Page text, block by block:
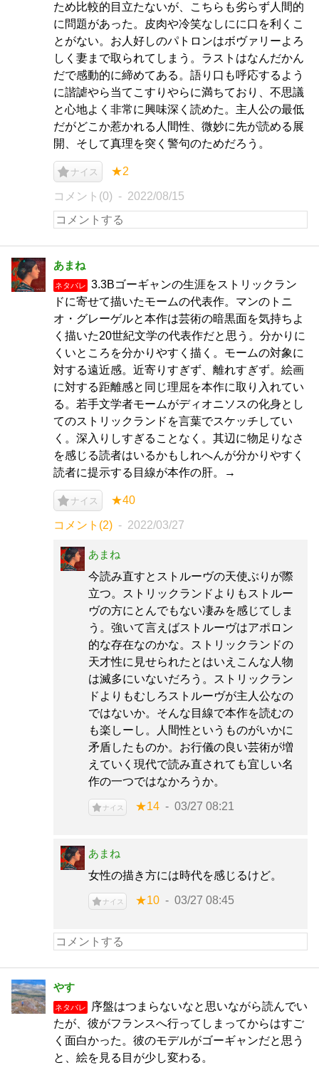
ため比較的目立たないが、こちらも劣らず人間的
に問題があった。皮肉や冷笑なしにに口を利くこ
とがない。お人好しのパトロンはボヴァリーよろ
しく妻まで取られてしまう。ラストはなんだかん
だで感動的に締めてある。語り口も呼応するよう
に諧謔やら当てこすりやらに満ちており、不思議
と心地よく非常に興味深く読めた。主人公の最低
だがどこか惹かれる人間性、微妙に先が読める展
開、そして真理を突く警句のためだろう。
ナイス ★2
コメント(0) 2022/08/15
あまね
ネタバレ
3.3Bゴーギャンの生涯をストリックラン
ドに寄せて描いたモームの代表作。マンのトニ
オ・グレーゲルと本作は芸術の暗黒面を気持ちよ
く描いた20世紀文学の代表作だと思う。分かりに
くいところを分かりやすく描く。モームの対象に
対する遠近感。近寄りすぎず、離れすぎず。絵画
に対する距離感と同じ理屈を本作に取り入れてい
る。若手文学者モームがディオニソスの化身とし
てのストリックランドを言葉でスケッチしてい
く。深入りしすぎることなく。其辺に物足りなさ
を感じる読者はいるかもしれへんが分かりやすく
読者に提示する目線が本作の肝。→
ナイス ★40
コメント(2) 2022/03/27
あまね
今読み直すとストルーヴの天使ぶりが際
立つ。ストリックランドよりもストルー
ヴの方にとんでもない凄みを感じてしま
う。強いて言えばストルーヴはアポロン
的な存在なのかな。ストリックランドの
天才性に見せられたとはいえこんな人物
は滅多にいないだろう。ストリックラン
ドよりもむしろストルーヴが主人公なの
ではないか。そんな目線で本作を読むの
も楽しーし。人間性というものがいかに
矛盾したものか。お行儀の良い芸術が増
えていく現代で読み直されても宜しい名
作の一つではなかろうか。
ナイス ★14 03/27 08:21
あまね
女性の描き方には時代を感じるけど。
ナイス ★10 03/27 08:45
やす
ネタバレ
序盤はつまらないなと思いながら読んでい
たが、彼がフランスへ行ってしまってからはすご
く面白かった。彼のモデルがゴーギャンだと思う
と、絵を見る目が少し変わる。